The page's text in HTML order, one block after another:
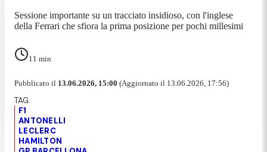
Sessione importante su un tracciato insidioso, con l'inglese
della Ferrari che sfiora la prima posizione per pochi millesimi
11 min
Pubblicato il 13.06.2026, 15:00 (Aggiornato il 13.06.2026, 17:56)
F1
ANTONELLI
LECLERC
HAMILTON